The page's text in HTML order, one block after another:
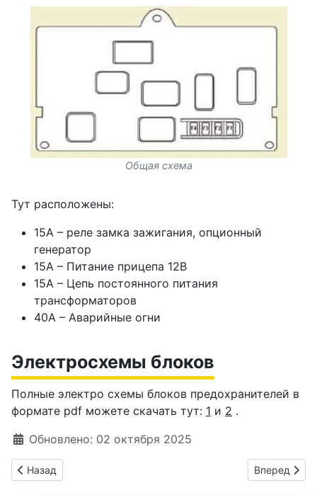
Общая схема
Тут расположены:
15А – реле замка зажигания, опционный
генератор
15А – Питание прицепа 12В
15А – Цепь постоянного питания
трансформаторов
40А – Аварийные огни
Электросхемы блоков
Полные электро схемы блоков предохранителей в
формате pdf можете скачать тут: 1 и 2 .
Информация о материале
Обновлено: 02 октября 2025
Предыдущий: Предохранители Citroën SpaceTourer Jumpy
Назад Следующий:
Вперед